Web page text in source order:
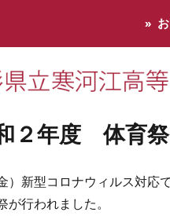
学校からのお知らせ、学校生活
２年度 体育祭
）新型コロナウィルス対応
が行われました。